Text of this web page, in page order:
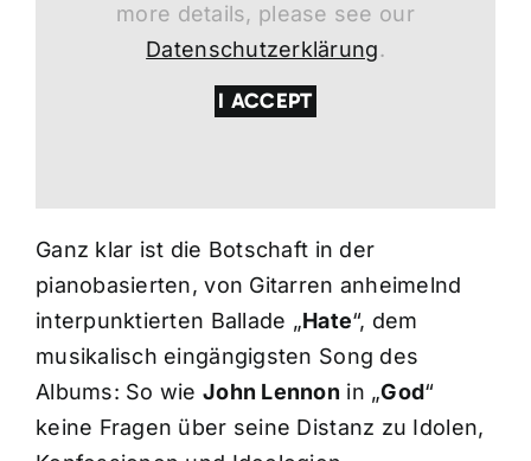
more details, please see our
Datenschutzerklärung.
I ACCEPT
Ganz klar ist die Botschaft in der
pianobasierten, von Gitarren anheimelnd
interpunktierten Ballade „Hate“, dem
musikalisch eingängigsten Song des
Albums: So wieJohn Lennon in „God“
keine Fragen über seine Distanz zu Idolen,